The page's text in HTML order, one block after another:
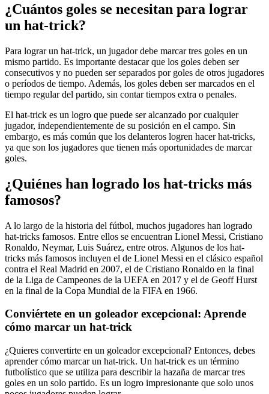
¿Cuántos goles se necesitan para lograr
un hat-trick?
Para lograr un hat-trick, un jugador debe marcar tres goles en un
mismo partido. Es importante destacar que los goles deben ser
consecutivos y no pueden ser separados por goles de otros jugadores
o períodos de tiempo. Además, los goles deben ser marcados en el
tiempo regular del partido, sin contar tiempos extra o penales.
El hat-trick es un logro que puede ser alcanzado por cualquier
jugador, independientemente de su posición en el campo. Sin
embargo, es más común que los delanteros logren hacer hat-tricks,
ya que son los jugadores que tienen más oportunidades de marcar
goles.
¿Quiénes han logrado los hat-tricks más
famosos?
A lo largo de la historia del fútbol, muchos jugadores han logrado
hat-tricks famosos. Entre ellos se encuentran Lionel Messi, Cristiano
Ronaldo, Neymar, Luis Suárez, entre otros. Algunos de los hat-
tricks más famosos incluyen el de Lionel Messi en el clásico español
contra el Real Madrid en 2007, el de Cristiano Ronaldo en la final
de la Liga de Campeones de la UEFA en 2017 y el de Geoff Hurst
en la final de la Copa Mundial de la FIFA en 1966.
Conviértete en un goleador excepcional: Aprende
cómo marcar un hat-trick
¿Quieres convertirte en un goleador excepcional? Entonces, debes
aprender cómo marcar un hat-trick. Un hat-trick es un término
futbolístico que se utiliza para describir la hazaña de marcar tres
goles en un solo partido. Es un logro impresionante que solo unos